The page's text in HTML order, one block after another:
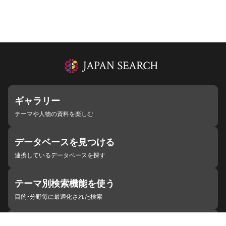
ギャラリー
テーマや人物の資料を楽しむ
データベースを見つける
連携しているデータベースを探す
テーマ別検索機能を使う
目的・分野毎に最適化された検索